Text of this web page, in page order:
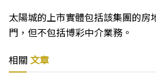
太陽城的上市實體包括該集團的房
門，但不包括博彩中介業務。
相關 文章